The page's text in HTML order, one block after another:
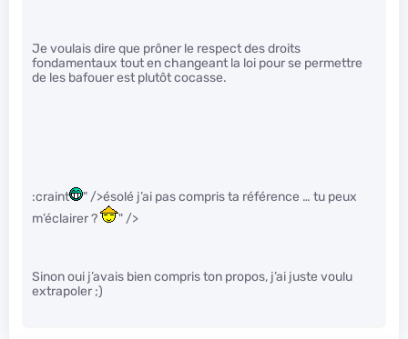
Je voulais dire que prôner le respect des droits
fondamentaux tout en changeant la loi pour se permettre
de les bafouer est plutôt cocasse.
:craint
" />ésolé j’ai pas compris ta référence … tu peux
m’éclairer ?
" />
Sinon oui j’avais bien compris ton propos, j’ai juste voulu
extrapoler ;)